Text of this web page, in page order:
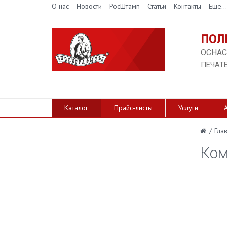
О нас Новости РосШтамп Статьи Контакты Еще...
Каталог Прайс-листы Услуги
/